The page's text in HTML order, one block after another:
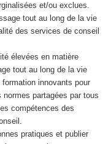
et/ou exclues.
tout au long de la vie
des services de conseil
élevées en matière
tout au long de la vie
innovants pour
partagées par tous
compétences des
pratiques et publier